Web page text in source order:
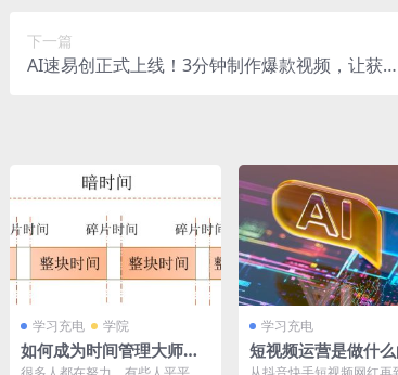
下一篇
AI速易创正式上线！3分钟制作爆款视频，让获
学习充电 学院
如何成为时间管理大师，
高效利用每天的时间学
学习充电
短视频运营是做什
何做短视频运营?